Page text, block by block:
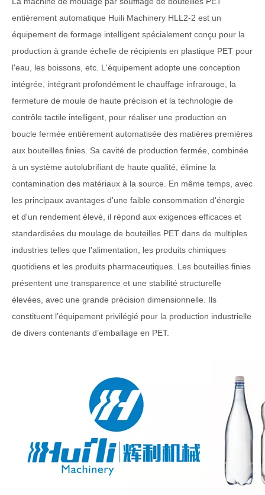
entièrement automatique Huili Machinery HLL2-2 est un
équipement de formage intelligent spécialement conçu pour la
production à grande échelle de récipients en plastique PET pour
l'eau, les boissons, etc. L'équipement adopte une conception
intégrée, intégrant profondément le chauffage infrarouge, la
fermeture de moule de haute précision et la technologie de
contrôle tactile intelligent, pour réaliser une production en
boucle fermée entièrement automatisée des matières premières
aux bouteilles finies. Sa cavité de production fermée, combinée
à un système autolubrifiant de haute qualité, élimine la
contamination des matériaux à la source. En même temps, avec
les principaux avantages d'une faible consommation d'énergie
et d'un rendement élevé, il répond aux exigences efficaces et
standardisées du moulage de bouteilles PET dans de multiples
industries telles que l'alimentation, les produits chimiques
quotidiens et les produits pharmaceutiques. Les bouteilles finies
présentent une transparence et une stabilité structurelle
élevées, avec une grande précision dimensionnelle. Ils
constituent l’équipement privilégié pour la production industrielle
de divers contenants d’emballage en PET.